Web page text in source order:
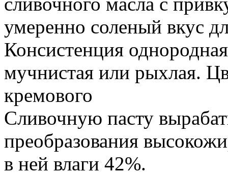
умеренно соленый вкус
Консистенция
мучнистая или рыхлая.
кремового
Сливочную пасту
преобразования
в ней влаги 42%.